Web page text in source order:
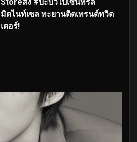
Storeส่ง #บะบิวไปเซ็นทรัล
มิดไนท์เซล ทะยานติดเทรนด์ทวิต
เตอร์!